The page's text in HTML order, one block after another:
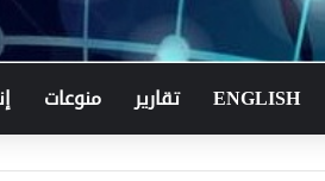
ENGLISH تقارير منوعات